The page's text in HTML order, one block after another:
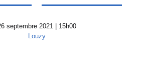
septembre 2021 | 15h00
Louzy